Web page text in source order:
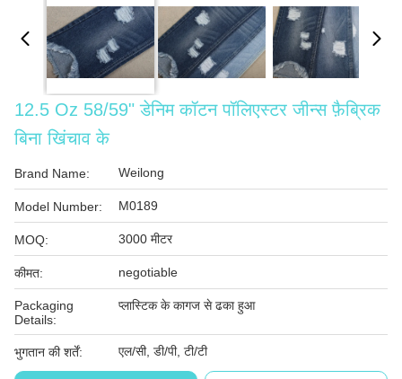
12.5 Oz 58/59" डेनिम कॉटन पॉलिएस्टर जीन्स फ़ैब्रिक
बिना खिंचाव के
Brand Name: Weilong
Model Number: M0189
MOQ: 3000 मीटर
कीमत: negotiable
Packaging
Details:
प्लास्टिक के कागज से ढका हुआ
भुगतान की शर्तें: एल/सी, डी/पी, टी/टी